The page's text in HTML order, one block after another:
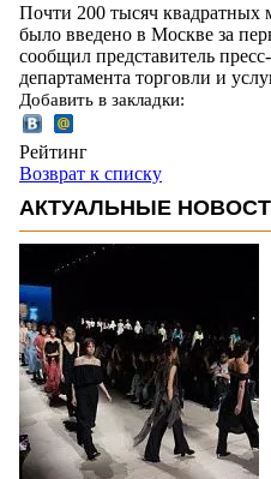
Почти 200 тысяч квадратных
было введено в Москве за
сообщил представитель
департамента торговли и
Добавить в закладки:
Рейтинг
Возврат к списку
АКТУАЛЬНЫЕ